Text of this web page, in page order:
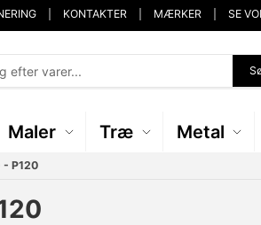
KONTAKTER MÆRKER SE
Maler Træ Metal
- P120